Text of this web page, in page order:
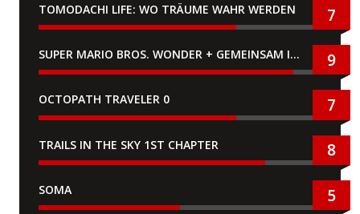
TOMODACHI LIFE: WO TRÄUME WAHR WERDEN 7
SUPER MARIO BROS. WONDER + GEMEINSAM IM BELLABEL-PARK 9
OCTOPATH TRAVELER 0 7
TRAILS IN THE SKY 1ST CHAPTER 8
SOMA 5